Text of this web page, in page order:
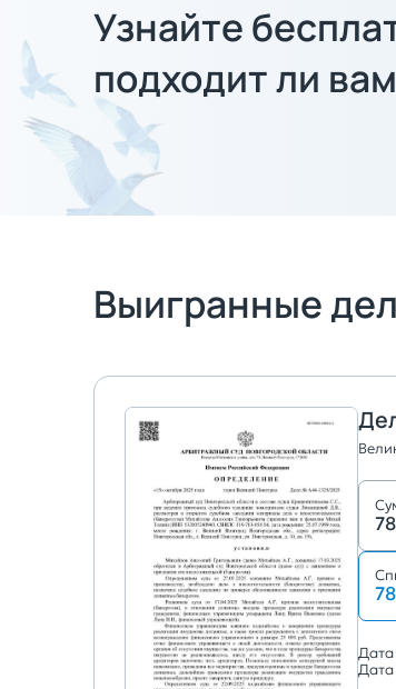
Узнайте
подходит ли
Выигранные